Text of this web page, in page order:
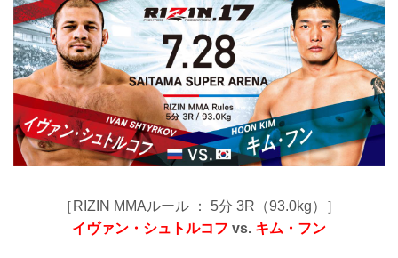
［RIZIN MMAルール ： 5分 3R（93.0kg）］
イヴァン・シュトルコフ vs. キム・フン